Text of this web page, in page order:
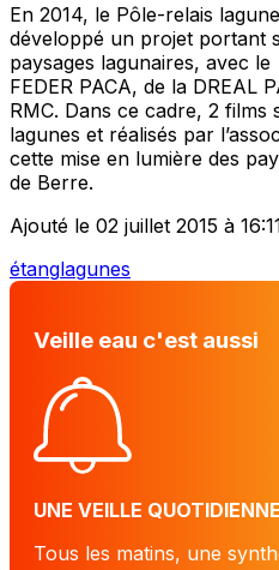
En 2014, le Pôle-relais
développé un projet portant
paysages lagunaires, avec
FEDER PACA, de la DREAL
RMC. Dans ce cadre, 2
lagunes et réalisés par
cette mise en lumière des
de Berre.
Ajouté le 02 juillet 2015 à
étanglagunes
Veille eau c'est aussi
UNE VEILLE
Tous les matins, une